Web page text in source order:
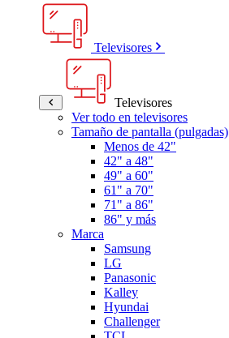
Televisores
Televisores
Ver todo en televisores
Tamaño de pantalla (pulgadas)
Menos de 42"
42" a 48"
49" a 60"
61" a 70"
71" a 86"
86" y más
Marca
Samsung
LG
Panasonic
Kalley
Hyundai
Challenger